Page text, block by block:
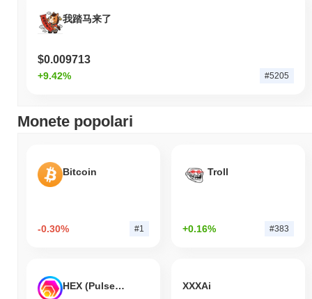
我踏马来了
$0.009713
+9.42% #5205
Monete popolari
Bitcoin
-0.30% #1
Troll
+0.16% #383
HEX (Pulsechain) XXXAi